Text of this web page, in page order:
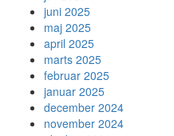
juni 2025
maj 2025
april 2025
marts 2025
februar 2025
januar 2025
december 2024
november 2024